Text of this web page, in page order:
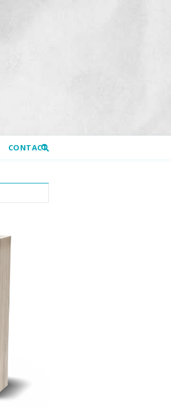
CONTACT